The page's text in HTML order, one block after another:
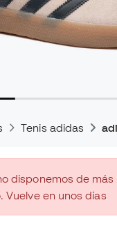
Tenis adidas
disponemos de más
Vuelve en unos días